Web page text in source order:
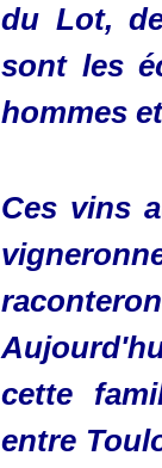
du Lot,
sont les
hommes
Ces vins
cette
entre